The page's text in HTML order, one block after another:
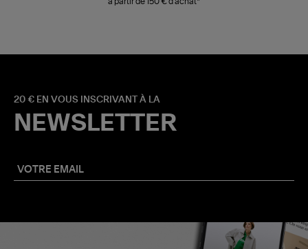
à partir de 150 € d'achat*
20 € EN VOUS INSCRIVANT À LA
NEWSLETTER